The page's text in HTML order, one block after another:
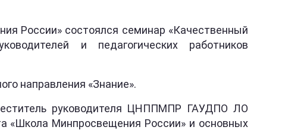
России» состоялся семинар «Качественный
и педагогических работников
направления «Знание».
руководителя ЦНППМПР ГАУДПО ЛО
«Школа Минпросвещения России» и основных